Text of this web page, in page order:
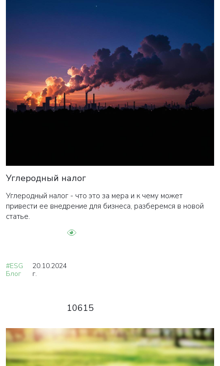
Углеродный налог
Углеродный налог - что это за мера и к чему может
привести ее внедрение для бизнеса, разберемся в новой
статье.
#ESG
Блог
20.10.2024
г.
10615
Закрыть